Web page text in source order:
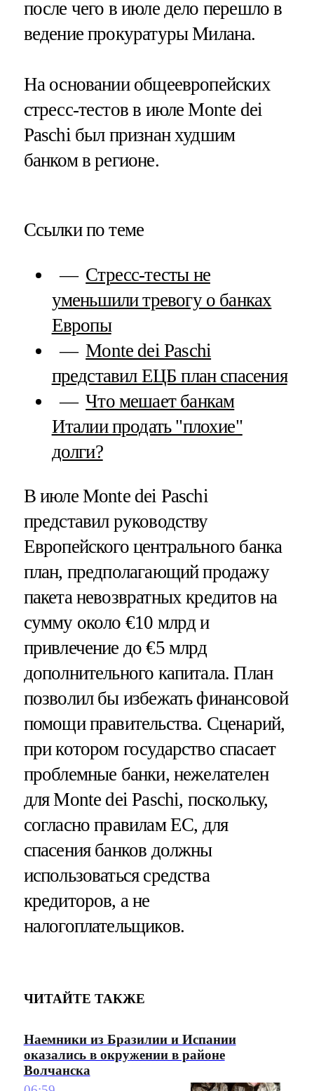
после чего в июле дело перешло в
ведение прокуратуры Милана.
На основании общеевропейских
стресс-тестов в июле Monte dei
Paschi был признан худшим
банком в регионе.
Ссылки по теме
Стресс-тесты не
уменьшили тревогу о банках
Европы
Monte dei Paschi
представил ЕЦБ план спасения
Что мешает банкам
Италии продать "плохие"
долги?
В июле Monte dei Paschi
представил руководству
Европейского центрального банка
план, предполагающий продажу
пакета невозвратных кредитов на
сумму около €10 млрд и
привлечение до €5 млрд
дополнительного капитала. План
позволил бы избежать финансовой
помощи правительства. Сценарий,
при котором государство спасает
проблемные банки, нежелателен
для Monte dei Paschi, поскольку,
согласно правилам ЕС, для
спасения банков должны
использоваться средства
кредиторов, а не
налогоплательщиков.
ЧИТАЙТЕ ТАКЖЕ
Наемники из Бразилии и Испании
оказались в окружении в районе
Волчанска